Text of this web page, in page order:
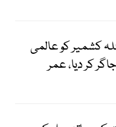
کشمیر کو عالمی
کر دیا، عمر